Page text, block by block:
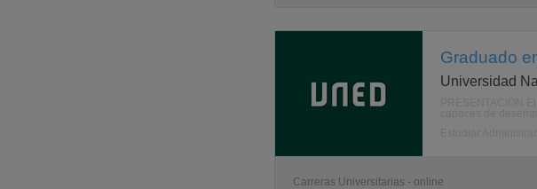
Graduado
Universidad
Carreras Universitarias - online